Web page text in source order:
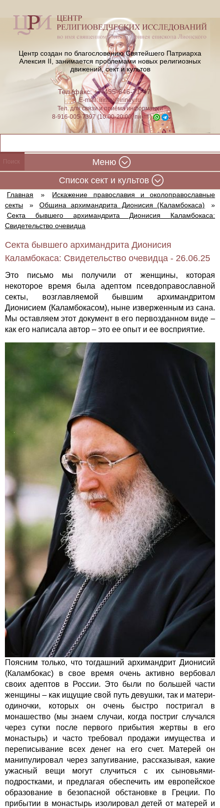
Центр создан по благословению Святейшего Патриарха
Алексия II, занимается проблемами новых религиозных
движений, сект и культов
Тел./факс: +7-495-646-71-47
E-mail:iriney@iriney.ru
Тел. для связи и приёма информации
8-916-005-7397 (10:00-20:00, пн-пт)
Меню
Cписок сект и культов
Главная »
Искажение православия и околоправославные
секты
» Община архимандрита Дионисия (Каламбокаса)
»
Секта бывшего архимандрита Дионисия Каламбокаса:
Свидетельство очевидца
Секта бывшего архимандрита Дионисия
Каламбокаса: Свидетельство очевидца - 26.06.25
Это письмо мы получили от женщины, которая
некоторое время была адептом псевдоправославной
секты, возглавляемой бывшим архимандритом
Дионисием (Каламбокасом), ныне изверженным из сана.
Мы оставляем этот документ в его первозданном виде –
как его написала автор – это ее опыт и ее восприятие.
Поясним только, что тогдашний архимандрит Дионисий
(Каламбокас) в свое время очень активно вербовал
своих адептов в России. Это были по большей части
женщины – как ищущие свой путь девушки, так и матери-
одиночки, которых он очень быстро постригал в
монашество (мы знаем случаи, когда постриг случался
через сутки после первого прибытия жертвы в его
монастырь) и часто требовал продажи имущества и
переписывание всех денег на его счет. Матерей он
манипулировал через запугивание, рассказывая, какие
ужасный вещи могут случиться с их сыновьями-
подростками, и предлагая обеспечить им европейское
образование в безопасной обстановке в Греции. По
прибытии в монастырь изолировал детей от матерей и